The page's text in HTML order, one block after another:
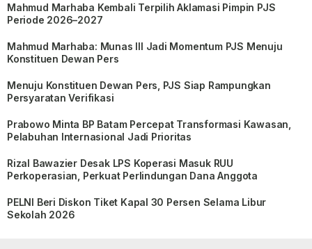
Mahmud Marhaba Kembali Terpilih Aklamasi Pimpin PJS
Periode 2026–2027
Mahmud Marhaba: Munas III Jadi Momentum PJS Menuju
Konstituen Dewan Pers
Menuju Konstituen Dewan Pers, PJS Siap Rampungkan
Persyaratan Verifikasi
Prabowo Minta BP Batam Percepat Transformasi Kawasan,
Pelabuhan Internasional Jadi Prioritas
Rizal Bawazier Desak LPS Koperasi Masuk RUU
Perkoperasian, Perkuat Perlindungan Dana Anggota
PELNI Beri Diskon Tiket Kapal 30 Persen Selama Libur
Sekolah 2026